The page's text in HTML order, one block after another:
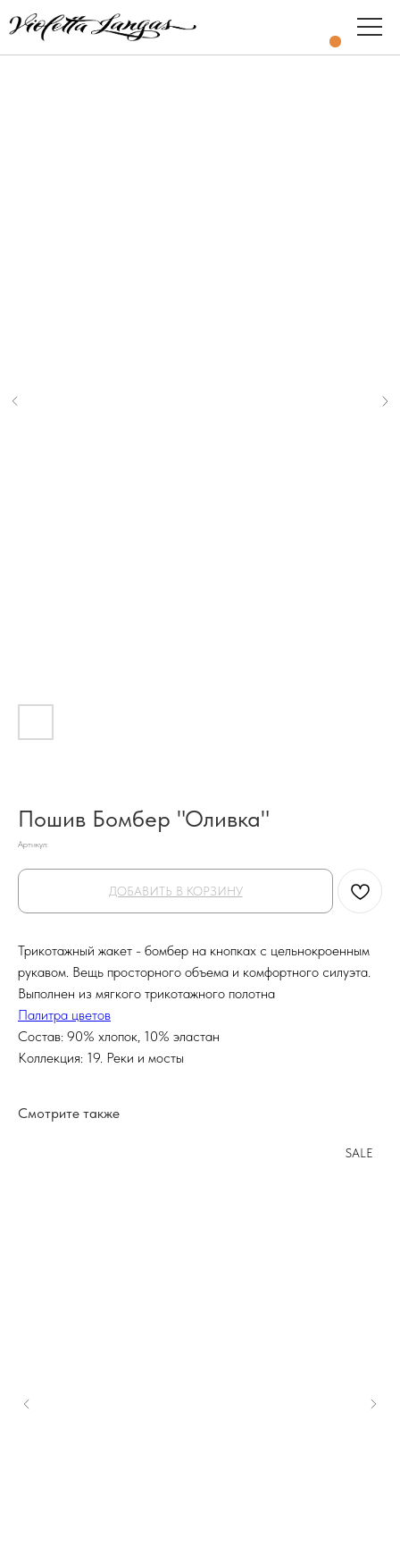
Пошив Бомбер "Оливка"
Артикул:
ДОБАВИТЬ В КОРЗИНУ
Трикотажный жакет - бомбер на кнопках с цельнокроенным
рукавом. Вещь просторного объема и комфортного силуэта.
Выполнен из мягкого трикотажного полотна
Палитра цветов
Состав: 90% хлопок, 10% эластан
Коллекция: 19. Реки и мосты
Смотрите также
SALE